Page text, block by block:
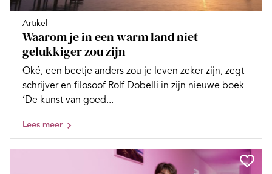
Artikel
Waarom je in een warm land niet
gelukkiger zou zijn
Oké, een beetje anders zou je leven zeker zijn, zegt
schrijver en filosoof Rolf Dobelli in zijn nieuwe boek
‘De kunst van goed...
Lees meer